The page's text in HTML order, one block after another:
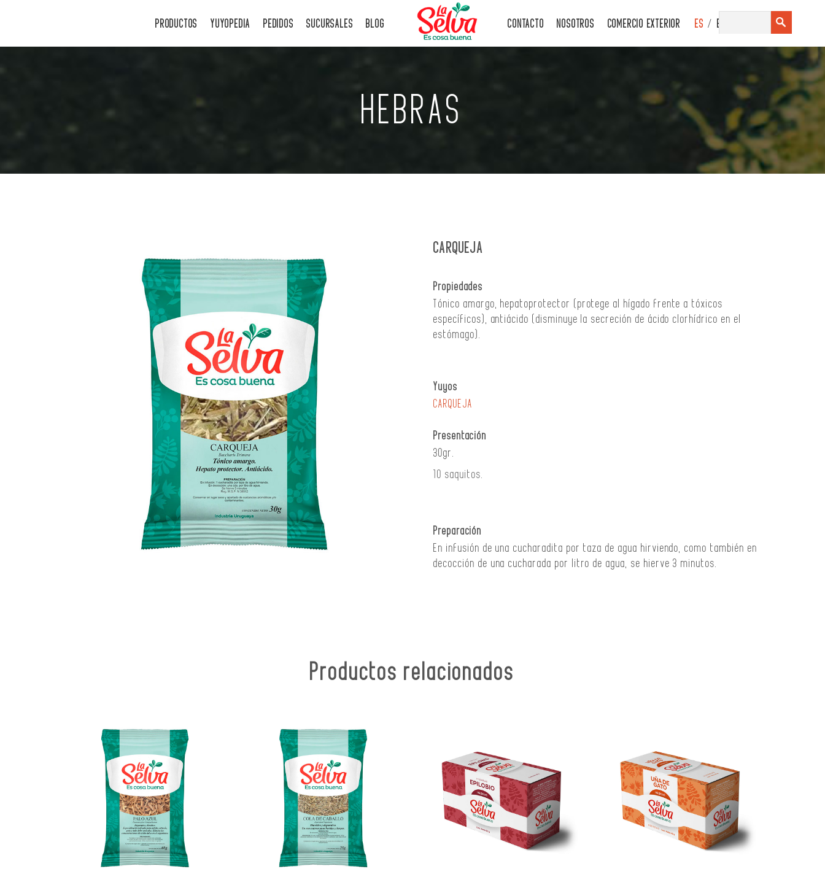
PRODUCTOS YUYOPEDIA PEDIDOS SUCURSALES BLOG CONTACTO NOSOTROS COMERCIO EXTERIOR ES / EN
HEBRAS
CARQUEJA
Propiedades
Tónico amargo, hepatoprotector (protege al hígado frente a tóxicos
específicos), antiácido (disminuye la secreción de ácido clorhídrico en el
estómago).
Yuyos
CARQUEJA
Presentación
30gr.
10 saquitos.
Preparación
En infusión de una cucharadita por taza de agua hirviendo, como también en
decocción de una cucharada por litro de agua, se hierve 3 minutos.
Productos relacionados